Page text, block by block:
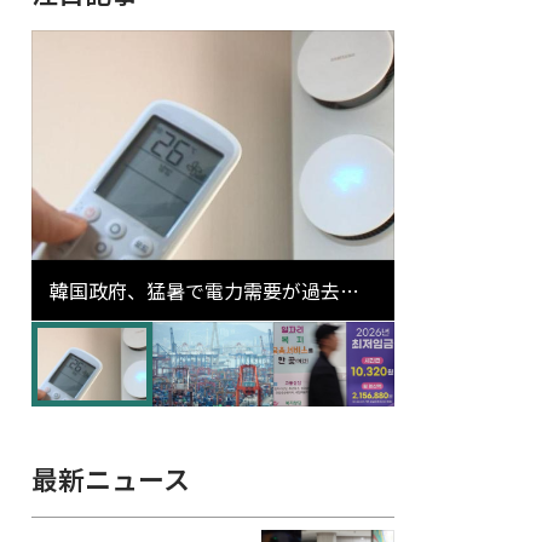
韓国政府、猛暑で電力需要が過去最
高更新の可能性に需給対応体制を点
検
最新ニュース